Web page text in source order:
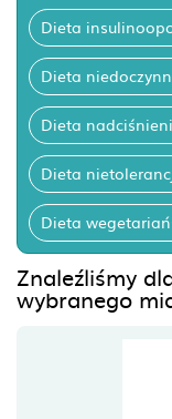
Dieta
Dieta
Dieta
Dieta
Dieta
Znaleźliśmy
wybranego